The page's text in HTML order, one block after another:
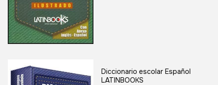
Diccionario escolar Español
LATINBOOKS